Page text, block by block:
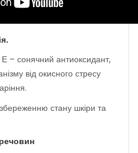
Е – сонячний антиоксидант,
від окисного стресу
стану шкіри та